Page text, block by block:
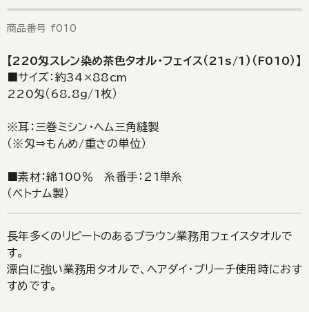
商品番号 f010
【220匁スレン染め茶色タオル・フェイス（21s/1）（F010）】
■サイズ：約34×88cm
220匁（68.8g/1枚）
※耳：三巻ミシン・ヘム三角縫製
（※匁⇒もんめ/重さの単位）
■素材：綿100％ 糸番手：21単糸
（ベトナム製）
長年多くのリピートのあるブラウン業務用フェイスタオルで
す。
漂白に強い業務用タオルで、ヘアダイ・ブリーチ使用時におす
すめです。